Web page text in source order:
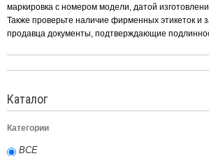
маркировка с номером модели, датой
Также проверьте наличие фирменных этикеток и
продавца документы, подтверждающие
Каталог
Категории
ВСЕ